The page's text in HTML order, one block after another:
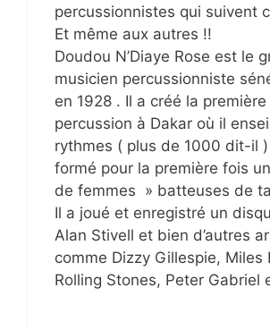
percussionnistes qui suivent
Et même aux autres !!
Doudou N’Diaye Rose est le
musicien percussionniste
en 1928 . Il a créé la
percussion à Dakar où il
rythmes ( plus de 1000 dit-il )
formé pour la première fois
de femmes » batteuses de
Il a joué et enregistré un
Alan Stivell et bien d’autres
comme Dizzy Gillespie, Miles
Rolling Stones, Peter Gabriel